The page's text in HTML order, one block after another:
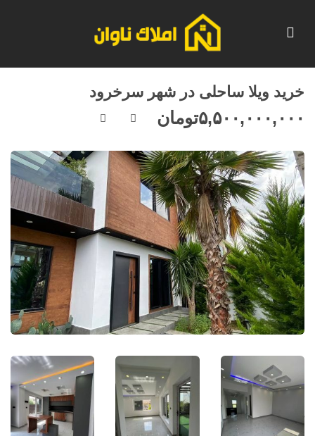
خرید ویلا ساحلی در شهر سرخرود
۵,۵۰۰,۰۰۰,۰۰۰تومان